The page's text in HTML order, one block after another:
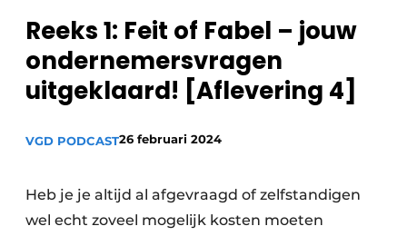
Home
Meest gelezen
Nieuwsbrief
Vacatures
Reeks 1: Feit of Fabel – jouw
ondernemersvragen
uitgeklaard! [Aflevering 4]
VGD PODCAST26 februari 2024
Heb je je altijd al afgevraagd of zelfstandigen
wel echt zoveel mogelijk kosten moeten